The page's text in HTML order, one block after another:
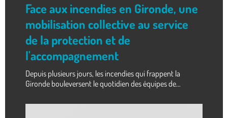
Face aux incendies en Gironde, une
mobilisation collective au service
de la protection et de
l'accompagnement
Depuis plusieurs jours, les incendies qui frappent la
Gironde bouleversent le quotidien des équipes de...